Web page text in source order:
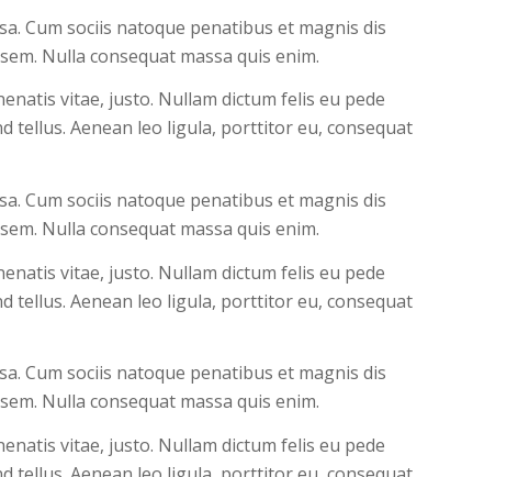
Cum sociis natoque penatibus et magnis dis
Nulla consequat massa quis enim.
vitae, justo. Nullam dictum felis eu pede
tellus. Aenean leo ligula, porttitor eu, consequat
Cum sociis natoque penatibus et magnis dis
Nulla consequat massa quis enim.
vitae, justo. Nullam dictum felis eu pede
tellus. Aenean leo ligula, porttitor eu, consequat
Cum sociis natoque penatibus et magnis dis
Nulla consequat massa quis enim.
vitae, justo. Nullam dictum felis eu pede